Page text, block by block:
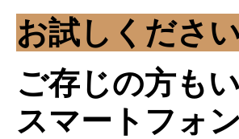
お試しくださ
ご存じの方も
スマートフォ